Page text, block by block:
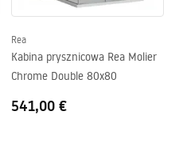
Rea
Kabina prysznicowa Rea Molier
Chrome Double 80x80
541,00 €